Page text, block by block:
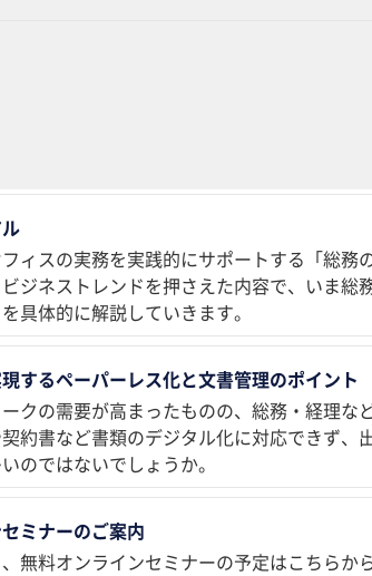
ィスの実務を実践的にサポートする「総務
ジネストレンドを押さえた内容で、いま総
具体的に解説していきます。
するペーパーレス化と文書管理のポイント
クの需要が高まったものの、総務・経理な
約書など書類のデジタル化に対応できず、
のではないでしょうか。
ミナーのご案内
無料オンラインセミナーの予定はこちらか